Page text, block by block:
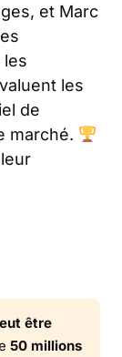
et Marc
les
les
de
marché.
être
50 millions